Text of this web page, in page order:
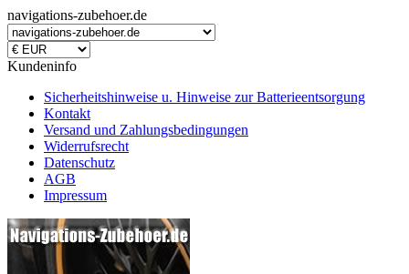
navigations-zubehoer.de
Kundeninfo
Sicherheitshinweise u. Hinweise zur Batterieentsorgung
Kontakt
Versand und Zahlungsbedingungen
Widerrufsrecht
Datenschutz
AGB
Impressum